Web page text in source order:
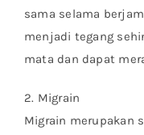
sama selama
menjadi tegang
mata dan dapat
2. Migrain
Migrain merupakan